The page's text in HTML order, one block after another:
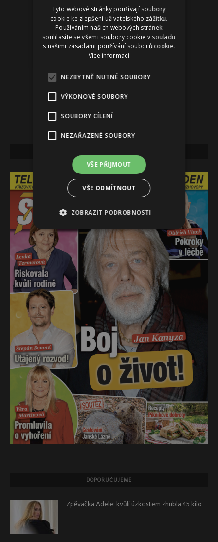
DOPORUČUJEME
Zpěvačka Adele: kvůli úzkostem zhubla 45 kilo
Tyto webové stránky používají soubory
cookie ke zlepšení uživatelského zážitku.
Používáním našich webových stránek
souhlasíte se všemi soubory cookie v souladu
s našimi zásadami používání souborů cookie.
Více informací
NEZBYTNĚ NUTNÉ SOUBORY
VÝKONOVÉ SOUBORY
SOUBORY CÍLENÍ
NEZAŘAZENÉ SOUBORY
VŠE PŘIJMOUT
VŠE ODMÍTNOUT
ZOBRAZIT PODROBNOSTI